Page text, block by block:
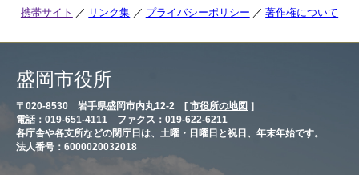
携帯サイト リンク集 プライバシーポリシー 著作権について
盛岡市役所
〒020-8530 岩手県盛岡市内丸12-2 [ 市役所の地図 ］
電話：019-651-4111 ファクス：019-622-6211
各庁舎や各支所などの閉庁日は、土曜・日曜日と祝日、年末年始です。
法人番号：6000020032018